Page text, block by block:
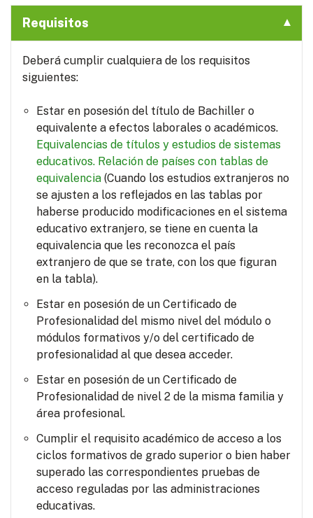
Requisitos
Deberá cumplir cualquiera de los requisitos
siguientes:
Estar en posesión del título de Bachiller o
equivalente a efectos laborales o académicos.
Equivalencias de títulos y estudios de sistemas
educativos. Relación de países con tablas de
equivalencia (Cuando los estudios extranjeros no
se ajusten a los reflejados en las tablas por
haberse producido modificaciones en el sistema
educativo extranjero, se tiene en cuenta la
equivalencia que les reconozca el país
extranjero de que se trate, con los que figuran
en la tabla).
Estar en posesión de un Certificado de
Profesionalidad del mismo nivel del módulo o
módulos formativos y/o del certificado de
profesionalidad al que desea acceder.
Estar en posesión de un Certificado de
Profesionalidad de nivel 2 de la misma familia y
área profesional.
Cumplir el requisito académico de acceso a los
ciclos formativos de grado superior o bien haber
superado las correspondientes pruebas de
acceso reguladas por las administraciones
educativas.